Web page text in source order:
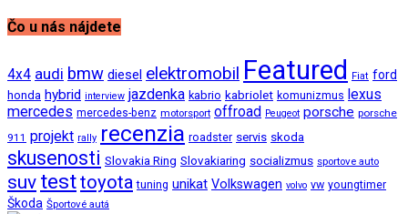
Čo u nás nájdete
4x4 audi bmw diesel elektromobil Featured Fiat ford
honda hybrid interview jazdenka kabrio kabriolet komunizmus lexus
mercedes mercedes-benz motorsport offroad Peugeot porsche porsche
911 projekt rally recenzia roadster servis skoda
skusenosti Slovakia Ring Slovakiaring socializmus sportove auto
suv testtoyota tuning unikat Volkswagen volvo vw youngtimer
Škoda Športové autá